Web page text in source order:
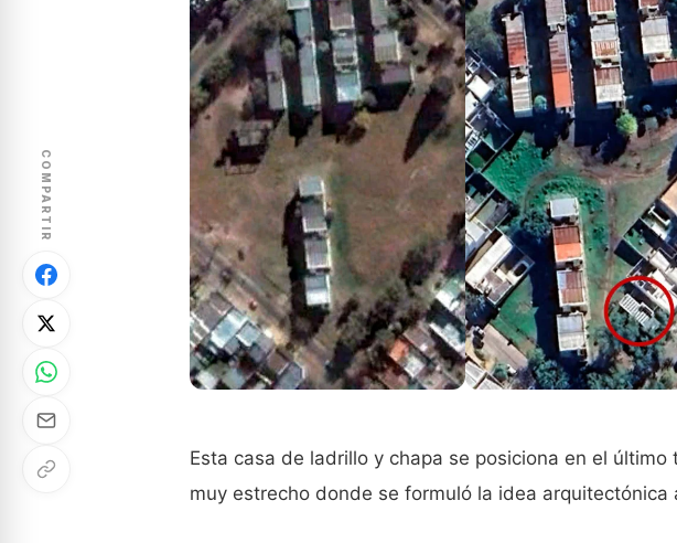
COMPARTIR
Esta casa de ladrillo y chapa se posiciona en el
muy estrecho donde se formuló la idea